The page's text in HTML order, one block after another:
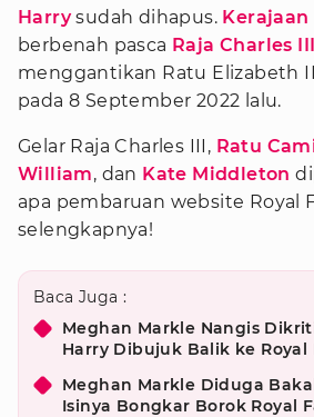
Harrysudah dihapus.
berbenah pasca Raja Charles III
menggantikan Ratu Elizabeth
pada 8 September 2022 lalu.
Gelar Raja Charles III, Ratu
William, dan Kate Middleton
apa pembaruan website Royal
selengkapnya!
Baca Juga :
Meghan Markle Nangis
Harry Dibujuk Balik ke Royal
Meghan Markle Diduga
Isinya Bongkar Borok Royal